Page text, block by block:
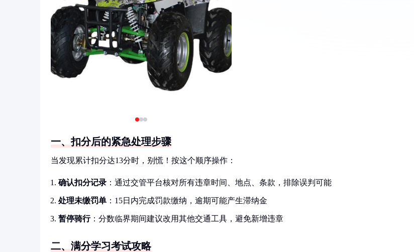
一、扣分后的紧急处理步骤
当发现累计扣分达13分时，别慌！按这个顺序操作：
确认扣分记录 ：通过交管平台核对所有违章时间、地点、条款，排除误判可能
处理未缴罚单 ：15日内完成罚款缴纳，逾期可能产生滞纳金
暂停骑行：分数临界期间建议改用其他交通工具，避免新增违章
二、满分学习考试攻略